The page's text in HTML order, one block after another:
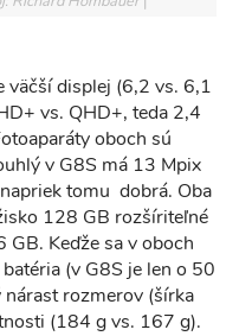
väčší displej (6,2 vs. 6,1
vs. QHD+, teda 2,4
oboch sú
v G8S má 13 Mpix
tomu dobrá. Oba
128 GB rozšíriteľné
Keďže sa v oboch
(v G8S je len o 50
rozmerov (šírka
(184 g vs. 167 g).